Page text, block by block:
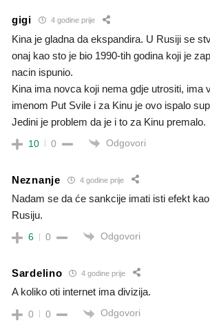
gigi 4 godine prije
Kina je gladna da ekspandira. U Rusiji se
onaj kao sto je bio 1990-tih godina koji je
nacin ispunio.
Kina ima novca koji nema gdje utrositi, ima
imenom Put Svile i za Kinu je ovo ispalo
Jedini je problem da je i to za Kinu premalo.
10 0 Odgovori
Neznanje 4 godine prije
Nadam se da će sankcije imati isti efekt
Rusiju.
6 0 Odgovori
Sardelino 4 godine prije
A koliko oti internet ima divizija.
0 0 Odgovori